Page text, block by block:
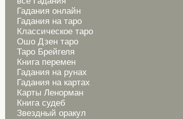
Гадания онлайн
Гадания на таро
Классическое таро
Ошо Дзен таро
Таро Брейгеля
Книга перемен
Гадания на рунах
Гадания на картах
Карты Ленорман
Книга судеб
Звездный оракул